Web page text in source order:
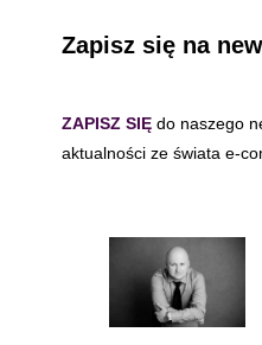
Zapisz się na
ZAPISZ SIĘ do naszego
aktualności ze świata e-